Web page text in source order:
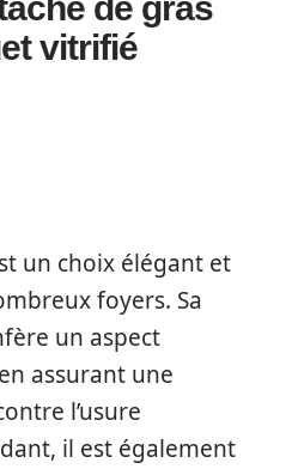
vitrifié
un choix élégant et
foyers. Sa
un aspect
assurant une
l’usure
il est également